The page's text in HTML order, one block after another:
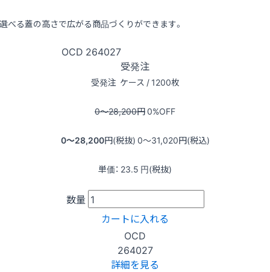
べる蓋の高さで広がる商品づくりができます。
OCD 264027
受発注
受発注 ケース / 1200枚
0〜28,200円0%OFF
0〜28,200円(税抜) 0〜31,020円(税込)
単価： 23.5 円(税抜)
数量
カートに入れる
OCD
264027
詳細を見る